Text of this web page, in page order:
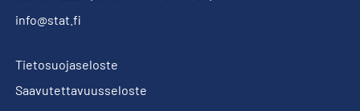
info@stat.fi
Tietosuojaseloste
Saavutettavuusseloste